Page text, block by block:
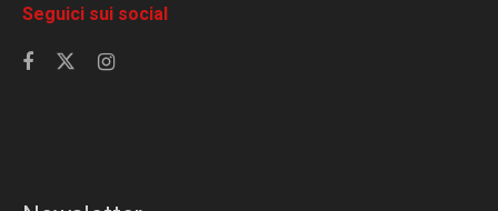
Seguici sui social